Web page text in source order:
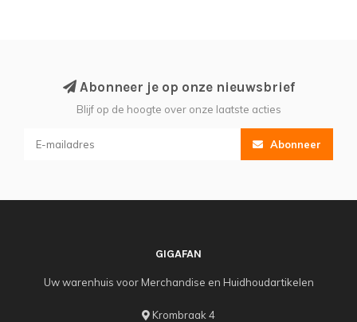
Abonneer je op onze nieuwsbrief
Blijf op de hoogte over onze laatste acties
Abonneer
GIGAFAN
Uw warenhuis voor Merchandise en Huidhoudartikelen
Krombraak 4